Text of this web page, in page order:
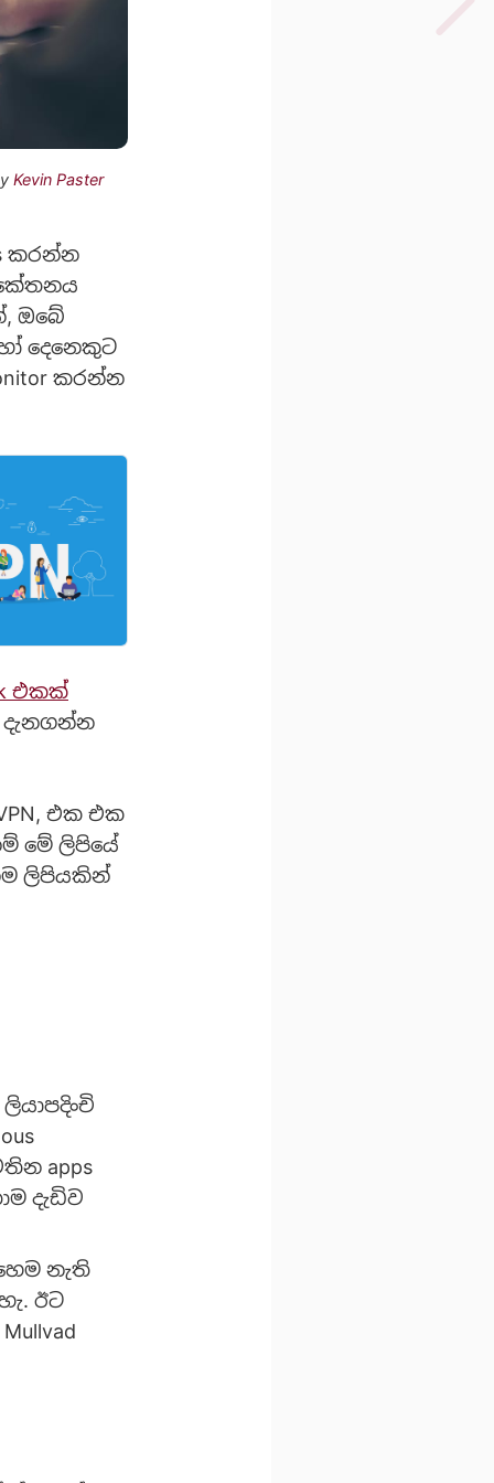
Kevin Paster
කරන්න
ඔබේ
දෙනෙකුට
කරන්න
එකක්
දැනගන්න
එක එක
මේ ලිපියේ
ලිපියකින්
apps
දැඩිව
නැති
ඊට